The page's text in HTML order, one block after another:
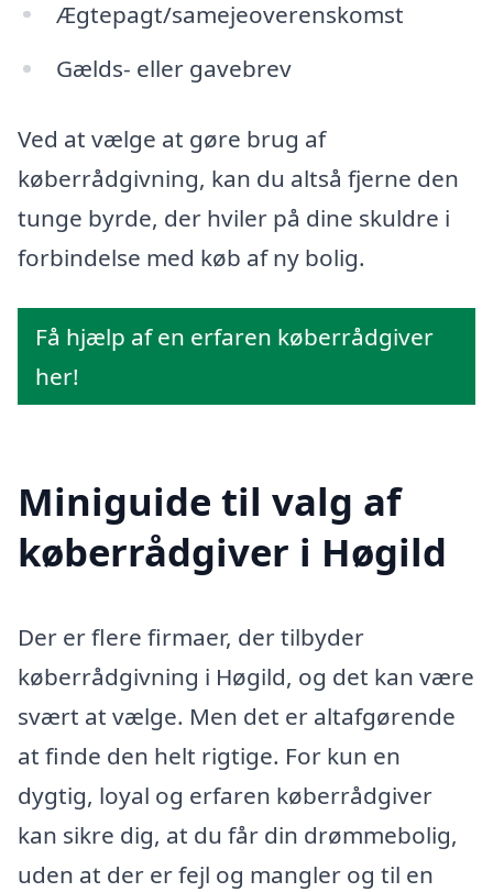
Ægtepagt/samejeoverenskomst
Gælds- eller gavebrev
Ved at vælge at gøre brug af
køberrådgivning, kan du altså fjerne den
tunge byrde, der hviler på dine skuldre i
forbindelse med køb af ny bolig.
Få hjælp af en erfaren køberrådgiver
her!
Miniguide til valg af
køberrådgiver i Høgild
Der er flere firmaer, der tilbyder
køberrådgivning i Høgild, og det kan være
svært at vælge. Men det er altafgørende
at finde den helt rigtige. For kun en
dygtig, loyal og erfaren køberrådgiver
kan sikre dig, at du får din drømmebolig,
uden at der er fejl og mangler og til en